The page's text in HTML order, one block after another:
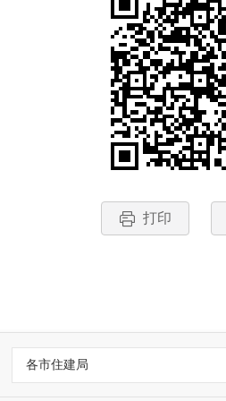
打印
各市住建局